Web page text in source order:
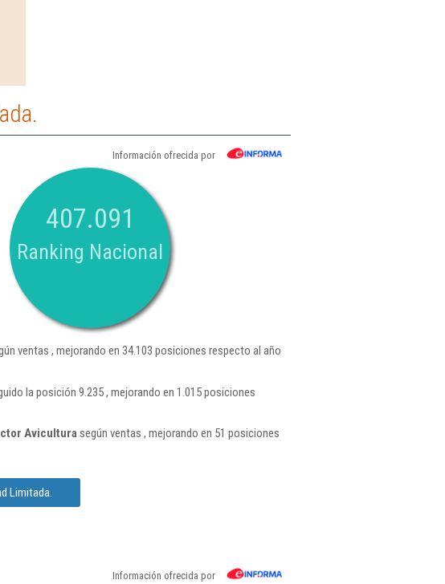
Información ofrecida por
407.091
Ranking Nacional
ventas , mejorando en 34.103 posiciones respecto al año
la posición 9.235 , mejorando en 1.015 posiciones
Aviculturasegún ventas , mejorando en 51 posiciones
Limitada.
Información ofrecida por